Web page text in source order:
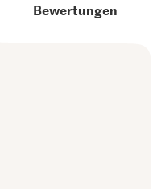
Bewertungen